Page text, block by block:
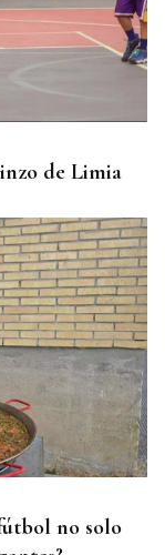
taurina de
a
de Limia
no solo